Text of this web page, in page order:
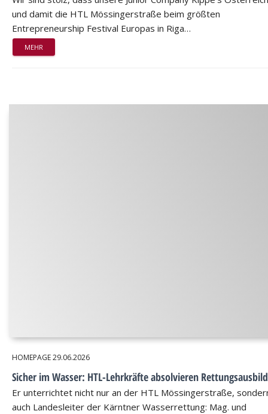
und damit die HTL Mössingerstraße beim größten
Entrepreneurship Festival Europas in Riga…
MEHR
HOMEPAGE29.06.2026
Sicher im Wasser: HTL-Lehrkräfte absolvieren
Er unterrichtet nicht nur an der HTL Mössingerstraße,
auch Landesleiter der Kärntner Wasserrettung: Mag. und